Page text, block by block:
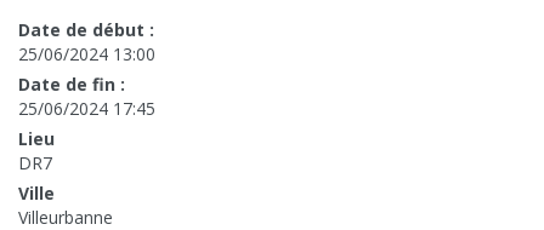
Date de début :
25/06/2024 13:00
Date de fin :
25/06/2024 17:45
Lieu
DR7
Ville
Villeurbanne